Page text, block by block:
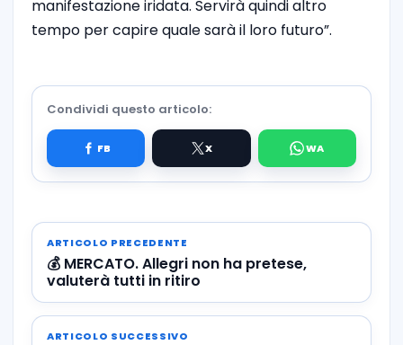
manifestazione iridata. Servirà quindi altro
tempo per capire quale sarà il loro futuro”.
Condividi questo articolo:
ARTICOLO PRECEDENTE
💰 MERCATO. Allegri non ha pretese,
valuterà tutti in ritiro
ARTICOLO SUCCESSIVO